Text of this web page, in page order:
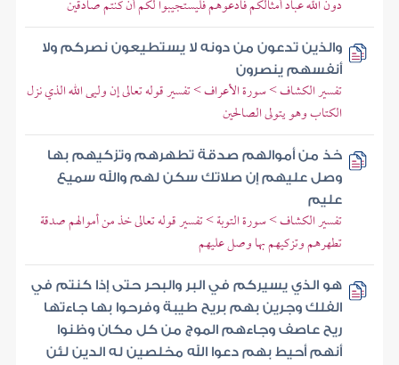
دون الله عباد أمثالكم فادعوهم فليستجيبوا لكم أن كنتم صادقين
والذين تدعون من دونه لا يستطيعون نصركم ولا
أنفسهم ينصرون
تفسير الكشاف > سورة الأعراف > تفسير قوله تعالى إن وليى الله الذي نزل
الكتاب وهو يتولى الصالحين
خذ من أموالهم صدقة تطهرهم وتزكيهم بها
وصل عليهم إن صلاتك سكن لهم والله سميع
عليم
تفسير الكشاف > سورة التوبة > تفسير قوله تعالى خذ من أموالهم صدقة
تطهرهم وتزكيهم بها وصل عليهم
هو الذي يسيركم في البر والبحر حتى إذا كنتم في
الفلك وجرين بهم بريح طيبة وفرحوا بها جاءتها
ريح عاصف وجاءهم الموج من كل مكان وظنوا
أنهم أحيط بهم دعوا الله مخلصين له الدين لئن